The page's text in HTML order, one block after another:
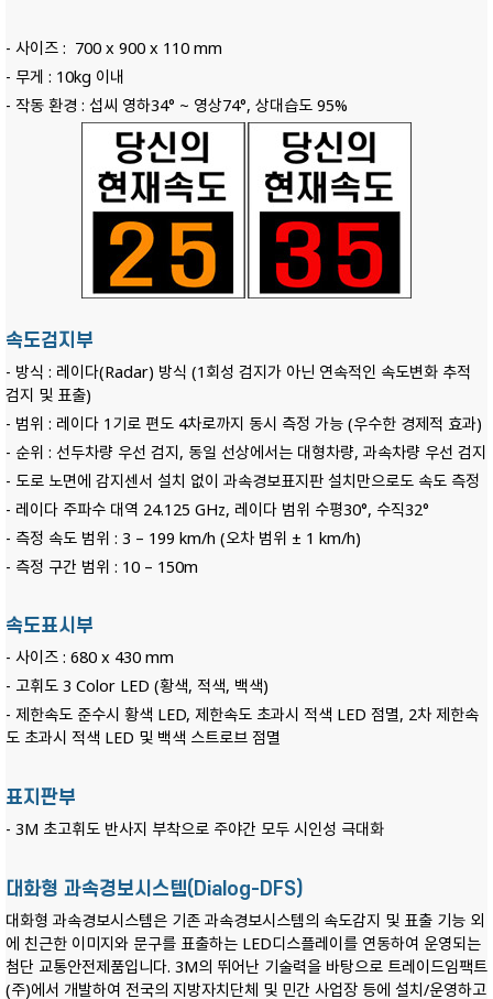
- 사이즈 : 700 x 900 x 110 mm
- 무게 : 10kg 이내
- 작동 환경 : 섭씨 영하34° ~ 영상74°, 상대습도 95%
속도검지부
- 방식 : 레이다(Radar) 방식 (1회성 검지가 아닌 연속적인 속도변화 추적
검지 및 표출)
- 범위 : 레이다 1기로 편도 4차로까지 동시 측정 가능 (우수한 경제적 효과)
- 순위 : 선두차량 우선 검지, 동일 선상에서는 대형차량, 과속차량 우선 검지
- 도로 노면에 감지센서 설치 없이 과속경보표지판 설치만으로도 속도 측정
- 레이다 주파수 대역 24.125 GHz, 레이다 범위 수평30°, 수직32°
- 측정 속도 범위 : 3 – 199 km/h (오차 범위 ± 1 km/h)
- 측정 구간 범위 : 10 – 150m
속도표시부
- 사이즈 : 680 x 430 mm
- 고휘도 3 Color LED (황색, 적색, 백색)
- 제한속도 준수시 황색 LED, 제한속도 초과시 적색 LED 점멸, 2차 제한속
도 초과시 적색 LED 및 백색 스트로브 점멸
표지판부
- 3M 초고휘도 반사지 부착으로 주야간 모두 시인성 극대화
대화형 과속경보시스템(Dialog-DFS)
대화형 과속경보시스템은 기존 과속경보시스템의 속도감지 및 표출 기능 외
에 친근한 이미지와 문구를 표출하는 LED디스플레이를 연동하여 운영되는
첨단 교통안전제품입니다. 3M의 뛰어난 기술력을 바탕으로 트레이드임팩트
(주)에서 개발하여 전국의 지방자치단체 및 민간 사업장 등에 설치/운영하고